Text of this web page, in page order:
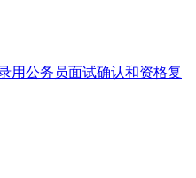
用公务员面试确认和资格复